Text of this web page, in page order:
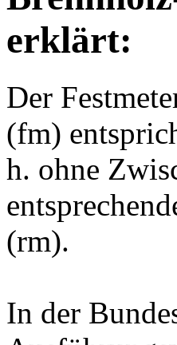
erklärt:
Der
(fm)
h. ohne